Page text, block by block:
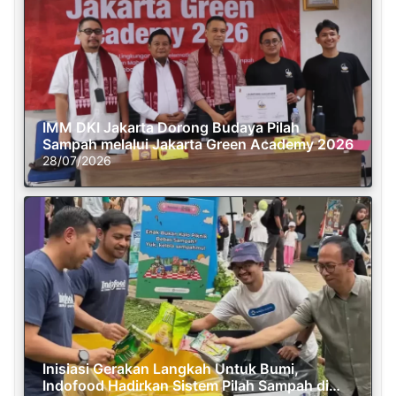
IMM DKI Jakarta Dorong Budaya Pilah
Sampah melalui Jakarta Green Academy 2026
28/07/2026
Inisiasi Gerakan Langkah Untuk Bumi,
Indofood Hadirkan Sistem Pilah Sampah di